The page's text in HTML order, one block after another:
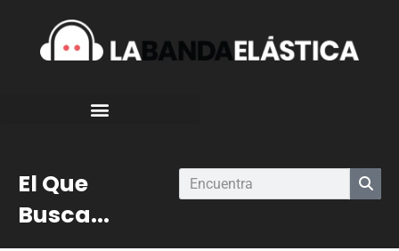
El Que
Busca...